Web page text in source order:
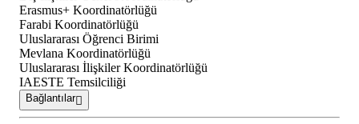
Erasmus+ Koordinatörlüğü
Farabi Koordinatörlüğü
Uluslararası Öğrenci Birimi
Mevlana Koordinatörlüğü
Uluslararası İlişkiler Koordinatörlüğü
IAESTE Temsilciliği
Bağlantılar